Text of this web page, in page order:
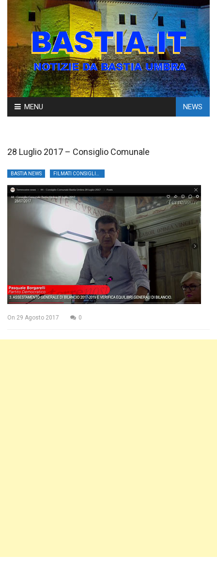
Skip
to
MENU NEWS
28 Luglio 2017 – Consiglio Comunale
BASTIA NEWS
On 29 Agosto 2017 0